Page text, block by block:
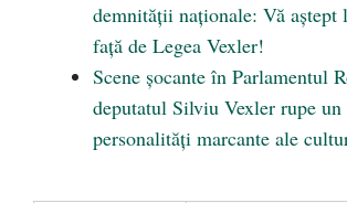
demnității naționale: Vă aștept
față de Legea Vexler!
Scene șocante în Parlamentul
deputatul Silviu Vexler rupe un
personalități marcante ale